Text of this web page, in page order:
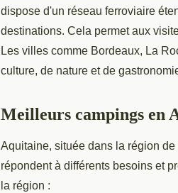
dispose d'un réseau ferroviaire
destinations. Cela permet aux
Les villes comme Bordeaux, La
culture, de nature et de
Meilleurs campings en
Aquitaine, située dans la région
répondent à différents besoins et
la région :